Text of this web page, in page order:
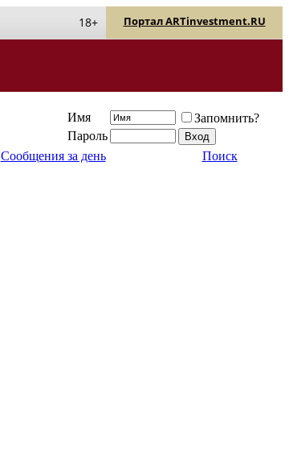
Портал ARTinvestment.RU
18+
Имя
Запомнить?
Пароль
Сообщения за день Поиск